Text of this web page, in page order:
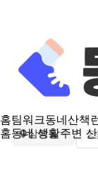
홈팀워크동네산책
홈동네 생활주변
삼락동